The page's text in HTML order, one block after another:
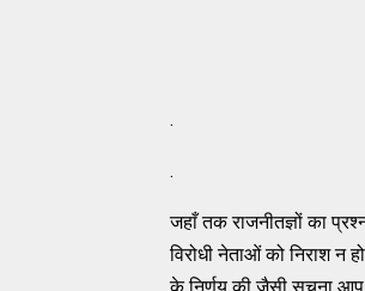
.
.
जहाँ तक राजनीतज्ञों का
विरोधी नेताओं को निराश न